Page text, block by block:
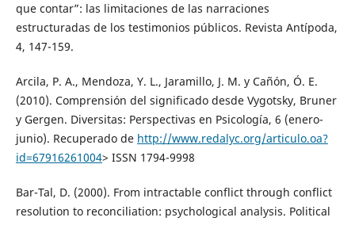
que contar”: las limitaciones de las narraciones
estructuradas de los testimonios públicos. Revista Antípoda,
4, 147-159.
Arcila, P. A., Mendoza, Y. L., Jaramillo, J. M. y Cañón, Ó. E.
(2010). Comprensión del significado desde Vygotsky, Bruner
y Gergen. Diversitas: Perspectivas en Psicología, 6 (enero-
junio). Recuperado de http://www.redalyc.org/articulo.oa?
id=67916261004> ISSN 1794-9998
Bar-Tal, D. (2000). From intractable conflict through conflict
resolution to reconciliation: psychological analysis. Political